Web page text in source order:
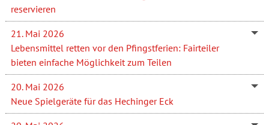
reservieren
21. Mai 2026
Lebensmittel retten vor den Pfingstferien: Fairteiler
bieten einfache Möglichkeit zum Teilen
20. Mai 2026
Neue Spielgeräte für das Hechinger Eck